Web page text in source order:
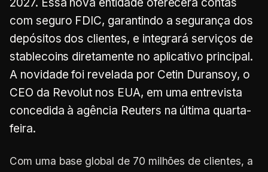
com seguro FDIC, garantindo a segurança dos
depósitos dos clientes, e integrará serviços de
stablecoins diretamente no aplicativo principal.
A novidade foi revelada por Cetin Duransoy, o
CEO da Revolut nos EUA, em uma entrevista
concedida à agência Reuters na última quarta-
feira.
Com uma base global de 70 milhões de clientes, a